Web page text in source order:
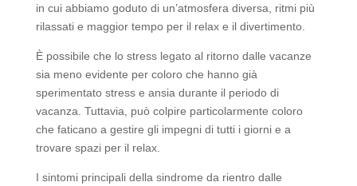
in cui abbiamo goduto di un’atmosfera diversa, ritmi più
rilassati e maggior tempo per il relax e il divertimento.
È possibile che lo stress legato al ritorno dalle vacanze
sia meno evidente per coloro che hanno già
sperimentato stress e ansia durante il periodo di
vacanza. Tuttavia, può colpire particolarmente coloro
che faticano a gestire gli impegni di tutti i giorni e a
trovare spazi per il relax.
I sintomi principali della sindrome da rientro dalle